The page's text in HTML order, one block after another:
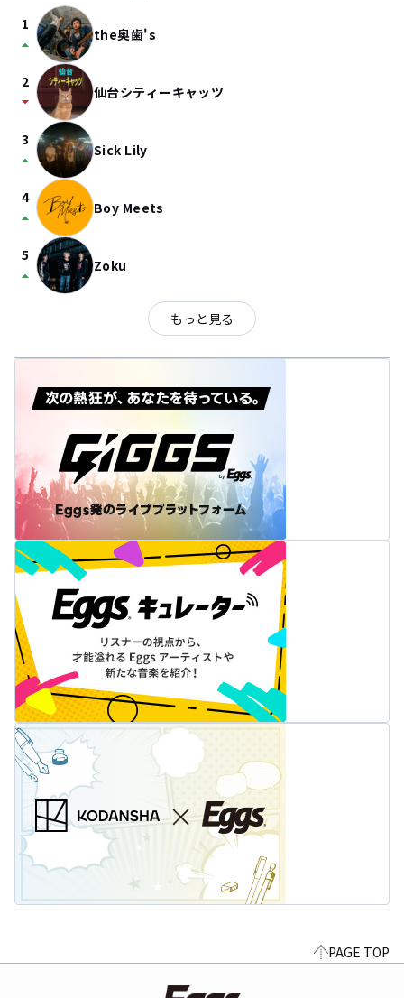
1
arrow_drop_up the奥歯's
2
arrow_drop_down 仙台シティーキャッツ
3
arrow_drop_up Sick Lily
4
arrow_drop_up Boy Meets
5
arrow_drop_up Zoku
もっと見る
PAGE TOP